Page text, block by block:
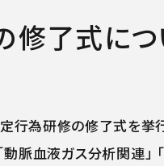
修了式につ
行為研修の修了式を挙行
動脈血液ガス分析関連